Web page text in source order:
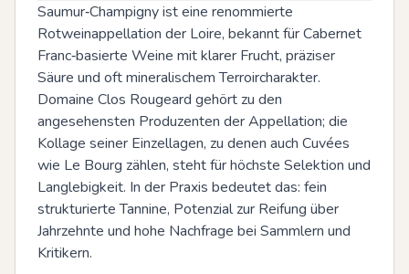
Saumur‑Champigny ist eine renommierte
Rotweinappellation der Loire, bekannt für Cabernet
Franc‑basierte Weine mit klarer Frucht, präziser
Säure und oft mineralischem Terroircharakter.
Domaine Clos Rougeard gehört zu den
angesehensten Produzenten der Appellation; die
Kollage seiner Einzellagen, zu denen auch Cuvées
wie Le Bourg zählen, steht für höchste Selektion und
Langlebigkeit. In der Praxis bedeutet das: fein
strukturierte Tannine, Potenzial zur Reifung über
Jahrzehnte und hohe Nachfrage bei Sammlern und
Kritikern.